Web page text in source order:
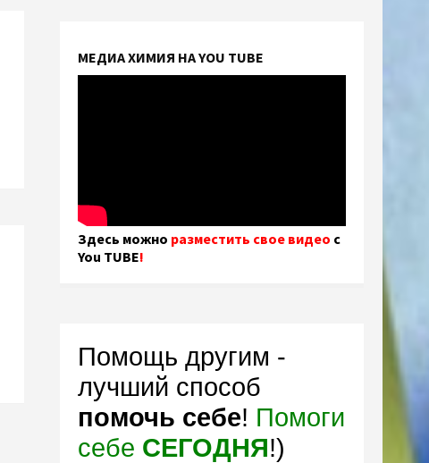
МЕДИА ХИМИЯ НА YOU TUBE
Здесь можно разместить свое видео с
You TUBE!
Помощь другим -
лучший способ
помочь себе! Помоги
себе СЕГОДНЯ!)